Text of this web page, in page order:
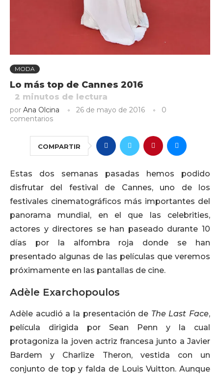
MODA
Lo más top de Cannes 2016
2 minutos de lectura
por Ana Olcina 26 de mayo de 2016
0
comentarios
COMPARTIR
Estas dos semanas pasadas hemos podido
disfrutar del festival de Cannes, uno de los
festivales cinematográficos más importantes del
panorama mundial, en el que las celebrities,
actores y directores se han paseado durante 10
días por la alfombra roja donde se han
presentado algunas de las películas que veremos
próximamente en las pantallas de cine.
Adèle Exarchopoulos
Adèle acudió a la presentación de The Last Face,
película dirigida por Sean Penn y la cual
protagoniza la joven actriz francesa junto a Javier
Bardem y Charlize Theron, vestida con un
conjunto de top y falda de Louis Vuitton. Aunque